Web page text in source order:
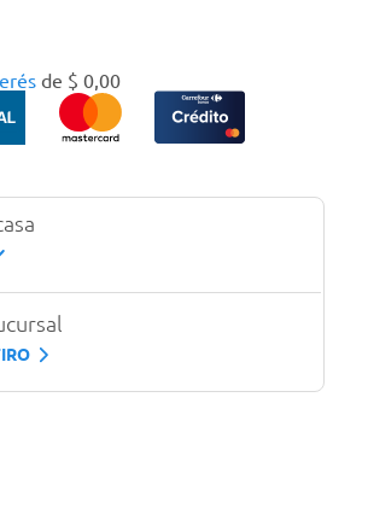
de $ 0,00